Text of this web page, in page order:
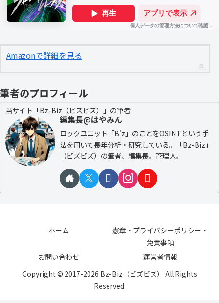
Amazonで詳細を見る
筆者のプロフィール
当サイト「Bz-Biz（ビズビズ）」の筆者
編集長@はやみん
ロックユニット「B'z」のことをOSINTという手
法を用いて長年分析・研究している。「Bz-Biz」
（ビズビズ）の筆者、編集長。管理人。
ホーム
憲章・プライバシーポリシー・
免責事項
お問い合わせ
運営者情報
Copyright © 2017-2026 Bz-Biz（ビズビズ） All Rights
Reserved.